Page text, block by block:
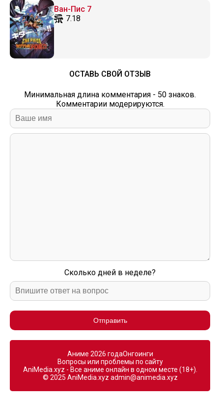
Ван-Пис 7
7.18
ОСТАВЬ СВОЙ ОТЗЫВ
Минимальная длина комментария - 50 знаков.
Комментарии модерируются.
Сколько дней в неделе?
Отправить
Аниме 2026 годаОнгоинги
Вопросы или проблемы по сайту
AniMedia.xyz - Все аниме онлайн в одном месте (18+).
© 2025 AniMedia.xyz admin@animedia.xyz